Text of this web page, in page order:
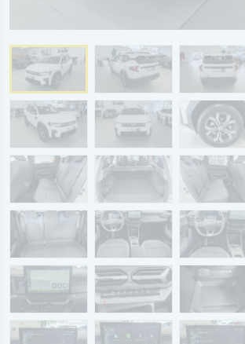
SERVICE
Aktionsfahrzeuge
AutoAbo
Gewerbekunden
Probefahrt
Mietwagen
Ankauf
WERKSTATTTERMIN
Teile & Zubehör